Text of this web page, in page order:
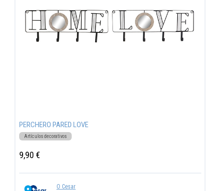
PERCHERO PARED LOVE
Artículos decorativos
9,90 €
O Cesar